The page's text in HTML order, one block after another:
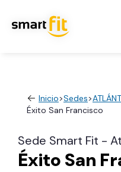
Inicio>Sedes>
Éxito San Francisco
Sede Smart Fit -
Éxito San